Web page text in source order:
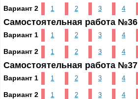
Вариант 2 1 2 3 4
Самостоятельная работа №36
Вариант 1 1 2 3 4
Вариант 2 1 2 3 4
Самостоятельная работа №37
Вариант 1 1 2 3 4
Вариант 2 1 2 3 4